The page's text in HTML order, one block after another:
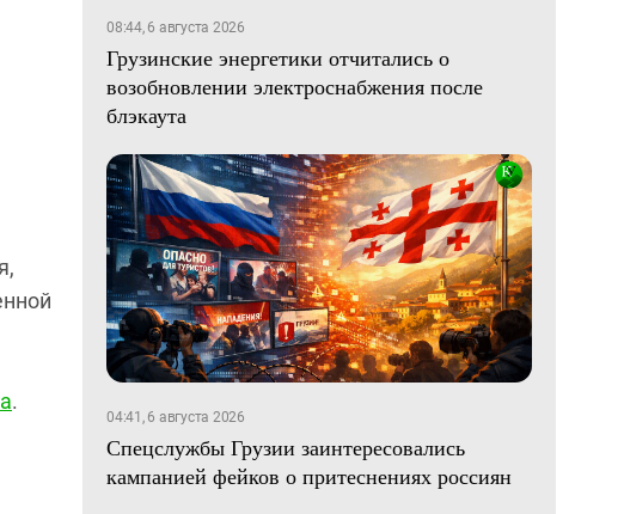
.
08:44, 6 августа 2026
Грузинские энергетики отчитались о
возобновлении электроснабжения после
блэкаута
04:41, 6 августа 2026
Спецслужбы Грузии заинтересовались
кампанией фейков о притеснениях россиян